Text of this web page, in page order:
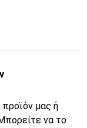
μας ή
να το